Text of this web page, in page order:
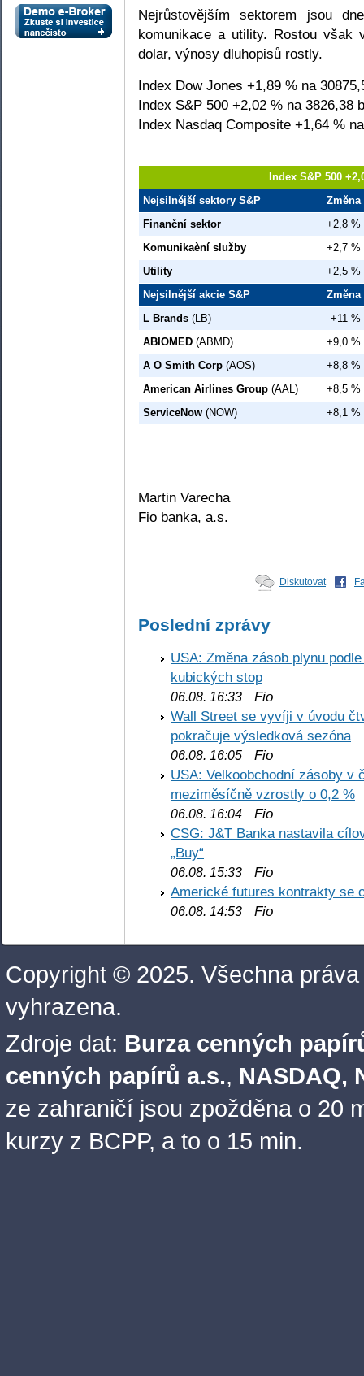
Nejrůstovějším sektorem jsou
komunikace a utility. Rostou však
dolar, výnosy dluhopisů rostly.
Index Dow Jones +1,89 % na
Index S&P 500 +2,02 % na 3826,38
Index Nasdaq Composite +1,64 %
Index S&P 500
Nejsilnější sektory S&P
Změna
Finanční sektor
+2,8 %
Komunikaèní služby
+2,7 %
Utility
+2,5 %
Nejsilnější akcie S&P
Změna
L Brands (LB)
+11 %
ABIOMED (ABMD)
+9,0 %
A O Smith Corp (AOS)
+8,8 %
American Airlines Group (AAL)
+8,5 %
ServiceNow (NOW) +8,1 %
Martin Varecha
Fio banka, a.s.
Diskutovat
Poslední zprávy
USA: Změna zásob plynu
kubických stop
06.08. 16:33 Fio
Wall Street se vyvíji v úvodu
pokračuje výsledková sezóna
06.08. 16:05 Fio
USA: Velkoobchodní zásoby v
meziměsíčně vzrostly o 0,2 %
06.08. 16:04 Fio
CSG: J&T Banka nastavila
„Buy“
06.08. 15:33 Fio
Americké futures kontrakty se
06.08. 14:53 Fio
Copyright © 2025. Všechna práva
vyhrazena.
Zdroje dat: Burza cenných
cenných papírů a.s., NASDAQ,
ze zahraničí jsou zpožděna o 20
kurzy z BCPP, a to o 15 min.